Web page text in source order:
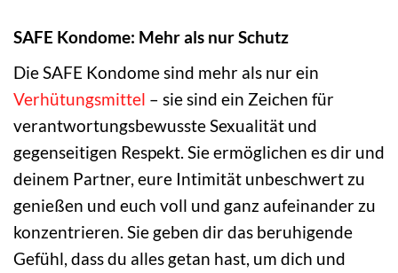
SAFE Kondome: Mehr als nur Schutz
Die SAFE Kondome sind mehr als nur ein
Verhütungsmittel – sie sind ein Zeichen für
verantwortungsbewusste Sexualität und
gegenseitigen Respekt. Sie ermöglichen es dir und
deinem Partner, eure Intimität unbeschwert zu
genießen und euch voll und ganz aufeinander zu
konzentrieren. Sie geben dir das beruhigende
Gefühl, dass du alles getan hast, um dich und